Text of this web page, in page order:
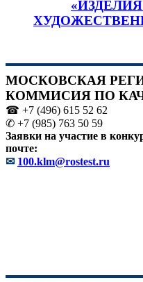
МОСКОВСКАЯ
КОММИСИЯ ПО
☎ +7 (496) 615 52 62
✆ +7 (985) 763 50 59
Заявки на участие в
почте:
✉ 100.klm@rostest.ru